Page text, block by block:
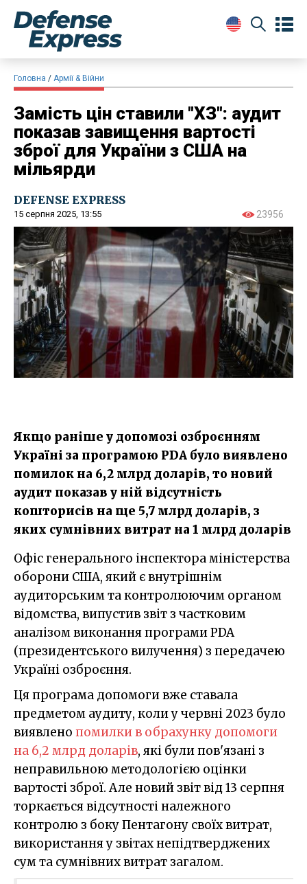
Головна Армії & Війни
Замість цін ставили "ХЗ": аудит
показав завищення вартості
зброї для України з США на
мільярди
DEFENSE EXPRESS
15 серпня 2025, 13:55 23956
Якщо раніше у допомозі озброєнням
Україні за програмою PDA було виявлено
помилок на 6,2 млрд доларів, то новий
аудит показав у ній відсутність
кошторисів на ще 5,7 млрд доларів, з
яких сумнівних витрат на 1 млрд доларів
Офіс генерального інспектора міністерства
оборони США, який є внутрішнім
аудиторським та контролюючим органом
відомства, випустив звіт з частковим
аналізом виконання програми PDA
(президентського вилучення) з передачею
Україні озброєння.
Ця програма допомоги вже ставала
предметом аудиту, коли у червні 2023 було
виявлено помилки в обрахунку допомоги
на 6,2 млрд доларів, які були пов'язані з
неправильною методологією оцінки
вартості зброї. Але новий звіт від 13 серпня
торкається відсутності належного
контролю з боку Пентагону своїх витрат,
використання у звітах непідтверджених
сум та сумнівних витрат загалом.